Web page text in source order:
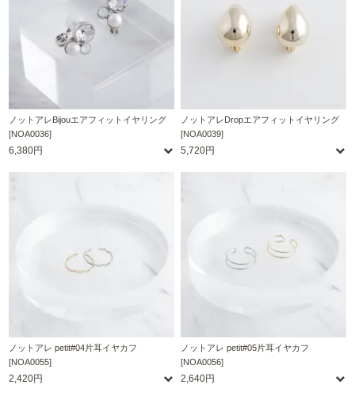
ノットアレBijouエアフィットイヤリング
[NOA0036]
6,380円
ノットアレDropエアフィットイヤリング
[NOA0039]
5,720円
ノットアレ petit#04片耳イヤカフ
[NOA0055]
2,420円
ノットアレ petit#05片耳イヤカフ
[NOA0056]
2,640円